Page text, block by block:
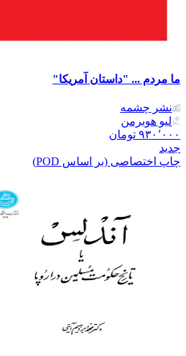
ما مردم ... "داستان آمریکا"
نشر‌ چشمه
لیو هوبرمن
۹۳۰٬۰۰۰ تومان
جدید
چاپ اختصاصی (بر اساس POD)